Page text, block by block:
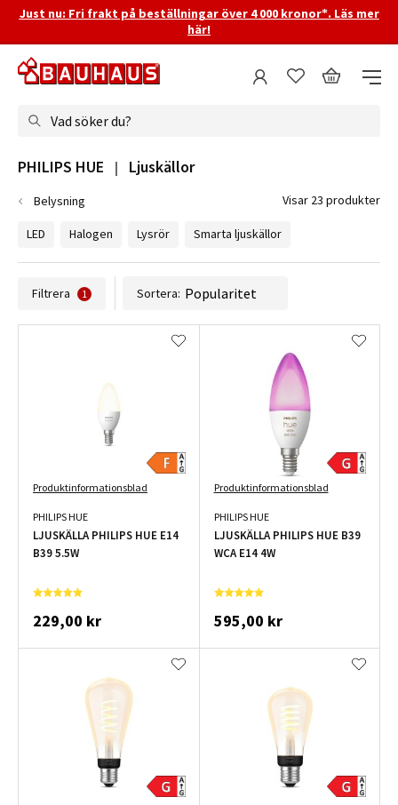
Just nu: Fri frakt på beställningar över 4 000 kronor*. Läs mer
här!
Vad söker du?
Filtrera 1 Sortera:
Produktinformationsblad
PHILIPS HUE
LJUSKÄLLA PHILIPS HUE E14
B39 5.5W
229,00 kr
Produktinformationsblad
PHILIPS HUE
LJUSKÄLLA PHILIPS HUE B39
WCA E14 4W
595,00 kr
PHILIPS HUE   |   Ljuskällor
Belysning Visar 23 produkter
LED Halogen Lysrör Smarta ljuskällor